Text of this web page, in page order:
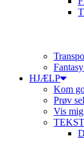
HJÆLP
Kom
Prøv
Vis